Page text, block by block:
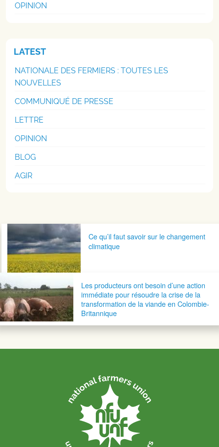
OPINION
LATEST
NATIONALE DES FERMIERS : TOUTES LES
NOUVELLES
COMMUNIQUÉ DE PRESSE
LETTRE
OPINION
BLOG
AGIR
Navigation postaleCe qu’il faut savoir sur le changement
climatique
Les producteurs ont besoin d’une action
immédiate pour résoudre la crise de la
transformation de la viande en Colombie-
Britannique